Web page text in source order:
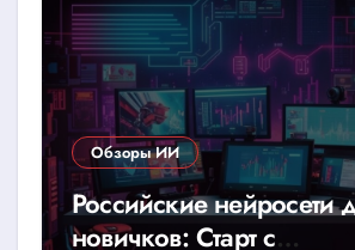
Обзоры ИИ
Российские нейросети
новичков: Старт с